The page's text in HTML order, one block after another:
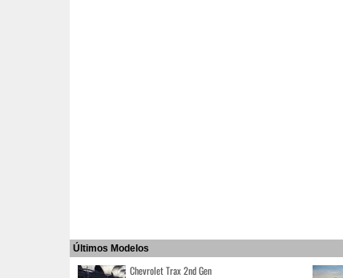
Últimos Modelos
Chevrolet Trax 2nd Gen